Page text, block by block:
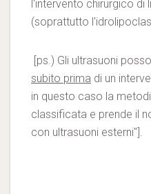
l'intervento chirurgico di
(soprattutto
[ps.) Gli ultrasuoni
subito prima di un
in questo caso la
classificata e prende il
con ultrasuoni esterni"].